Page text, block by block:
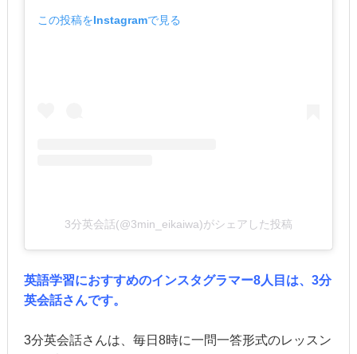
この投稿をInstagramで見る
3分英会話(@3min_eikaiwa)がシェアした投稿
英語学習におすすめのインスタグラマー8人目は、3分
英会話さんです。
3分英会話さんは、毎日8時に一問一答形式のレッスン